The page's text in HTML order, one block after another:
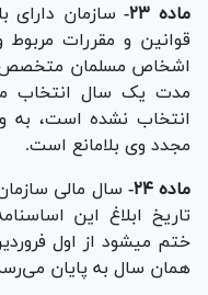
ماده ۲۳-
سازمان دارای
قوانین و مقررات
اشخاص مسلمان متخصص
مدت یک سال انتخاب
انتخاب نشده است، به
مجدد وی بلامانع است.
ماده ۲۴-
سال مالی
تاریخ ابلاغ این
ختم میشود از اول
همان سال به پایان